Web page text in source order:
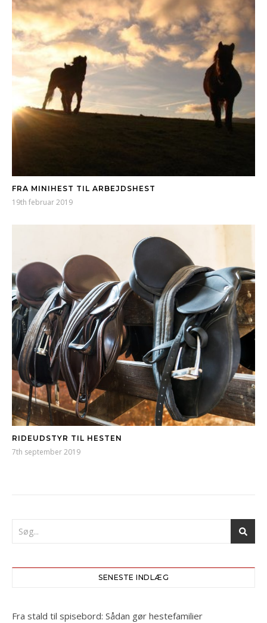
FRA MINIHEST TIL ARBEJDSHEST
19th februar 2019
RIDEUDSTYR TIL HESTEN
7th september 2019
SENESTE INDLÆG
Fra stald til spisebord: Sådan gør hestefamilier